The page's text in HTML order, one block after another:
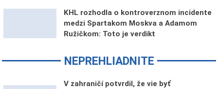
KHL rozhodla o kontroverznom incidente
medzi Spartakom Moskva a Adamom
Ružičkom: Toto je verdikt
NEPREHLIADNITE
V zahraničí potvrdil, že vie byť